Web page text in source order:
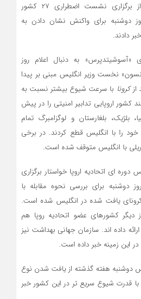
پیشتر رسانه ها از برگزاری نشست اضطراری ۲۷ کشور
روز دوشنبه برای واکنش نشان دادن به
دادند.
«آسوشیتدپرس» به دنبال اعلام روز
نخست وزیر انگلیس مبنی بر پیدا
ازکرونا با سرعت شیوع بیشتر نسبت به
کشور اروپایی تدابیر امنیتی را در پیش
بلژیک، بلغارستان و لوگزامبرگ تمام
خود را با انگلیس قطع کردند. در برخی
ریلی با انگلیس متوقف شده است.
دوره ای اتحادیه اروپا خواستار برگزاری
دوشنبه برای بررسی نحوه مقابله با
یافت شده در انگلیس شده است.
دیگر کشورهای عضو اتحادیه روپا هم
داده اند. سازمان جهانی بهداشت نیز
این زمینه خبر داده است.
دوشنبه هفته گذشته از یافت شدن نوع
با قدرت شیوع سریع تر در این کشور خبر